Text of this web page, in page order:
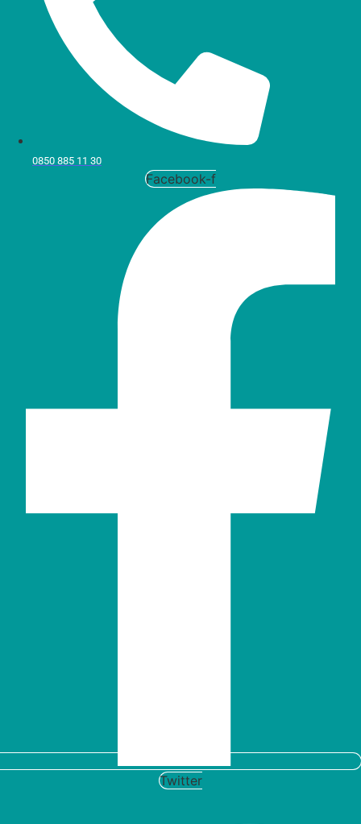
0850 885 11 30
Facebook-f
Twitter